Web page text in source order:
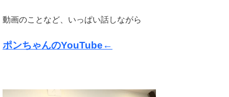
動画のことなど、いっぱい話しながら
ポンちゃんのYouTube←